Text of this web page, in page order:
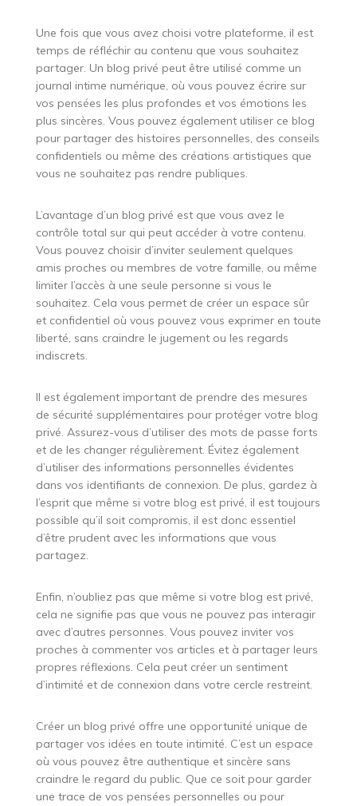
Une fois que vous avez choisi votre plateforme, il est
temps de réfléchir au contenu que vous souhaitez
partager. Un blog privé peut être utilisé comme un
journal intime numérique, où vous pouvez écrire sur
vos pensées les plus profondes et vos émotions les
plus sincères. Vous pouvez également utiliser ce blog
pour partager des histoires personnelles, des conseils
confidentiels ou même des créations artistiques que
vous ne souhaitez pas rendre publiques.
L’avantage d’un blog privé est que vous avez le
contrôle total sur qui peut accéder à votre contenu.
Vous pouvez choisir d’inviter seulement quelques
amis proches ou membres de votre famille, ou même
limiter l’accès à une seule personne si vous le
souhaitez. Cela vous permet de créer un espace sûr
et confidentiel où vous pouvez vous exprimer en toute
liberté, sans craindre le jugement ou les regards
indiscrets.
Il est également important de prendre des mesures
de sécurité supplémentaires pour protéger votre blog
privé. Assurez-vous d’utiliser des mots de passe forts
et de les changer régulièrement. Évitez également
d’utiliser des informations personnelles évidentes
dans vos identifiants de connexion. De plus, gardez à
l’esprit que même si votre blog est privé, il est toujours
possible qu’il soit compromis, il est donc essentiel
d’être prudent avec les informations que vous
partagez.
Enfin, n’oubliez pas que même si votre blog est privé,
cela ne signifie pas que vous ne pouvez pas interagir
avec d’autres personnes. Vous pouvez inviter vos
proches à commenter vos articles et à partager leurs
propres réflexions. Cela peut créer un sentiment
d’intimité et de connexion dans votre cercle restreint.
Créer un blog privé offre une opportunité unique de
partager vos idées en toute intimité. C’est un espace
où vous pouvez être authentique et sincère sans
craindre le regard du public. Que ce soit pour garder
une trace de vos pensées personnelles ou pour